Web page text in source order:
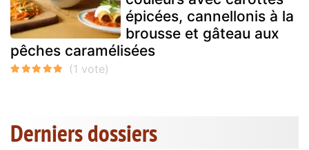
épicées, cannellonis à la
brousse et gâteau aux
pêches caramélisées
Derniers dossiers